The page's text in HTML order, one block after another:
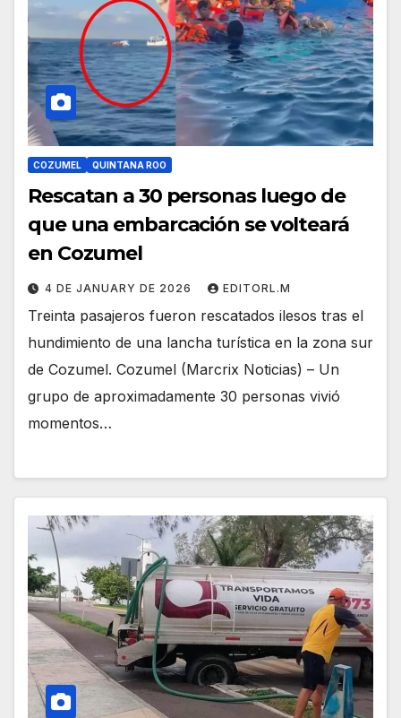
COZUMEL QUINTANA ROO
Rescatan a 30 personas luego de
que una embarcación se volteará
en Cozumel
4 DE JANUARY DE 2026 EDITORL.M
Treinta pasajeros fueron rescatados ilesos tras el
hundimiento de una lancha turística en la zona sur
de Cozumel. Cozumel (Marcrix Noticias) – Un
grupo de aproximadamente 30 personas vivió
momentos…